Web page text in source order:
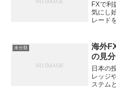
FXで利
気にし
レード
になる
なけれ
未分類
海外
の見
日本の
レッジ
ステム